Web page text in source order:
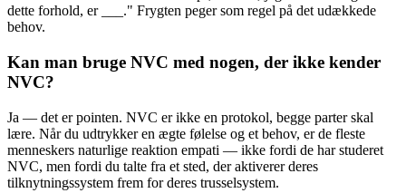
dette forhold, er ___." Frygten peger som regel på det udækkede
behov.
Kan man bruge NVC med nogen, der ikke kender
NVC?
Ja — det er pointen. NVC er ikke en protokol, begge parter skal
lære. Når du udtrykker en ægte følelse og et behov, er de fleste
menneskers naturlige reaktion empati — ikke fordi de har studeret
NVC, men fordi du talte fra et sted, der aktiverer deres
tilknytningssystem frem for deres trusselsystem.